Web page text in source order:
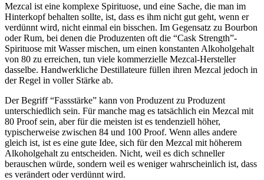
Mezcal ist eine komplexe Spirituose, und eine Sache, die man im
Hinterkopf behalten sollte, ist, dass es ihm nicht gut geht, wenn er
verdünnt wird, nicht einmal ein bisschen. Im Gegensatz zu Bourbon
oder Rum, bei denen die Produzenten oft die “Cask Strength”-
Spirituose mit Wasser mischen, um einen konstanten Alkoholgehalt
von 80 zu erreichen, tun viele kommerzielle Mezcal-Hersteller
dasselbe. Handwerkliche Destillateure füllen ihren Mezcal jedoch in
der Regel in voller Stärke ab.
Der Begriff “Fassstärke” kann von Produzent zu Produzent
unterschiedlich sein. Für manche mag es tatsächlich ein Mezcal mit
80 Proof sein, aber für die meisten ist es tendenziell höher,
typischerweise zwischen 84 und 100 Proof. Wenn alles andere
gleich ist, ist es eine gute Idee, sich für den Mezcal mit höherem
Alkoholgehalt zu entscheiden. Nicht, weil es dich schneller
berauschen würde, sondern weil es weniger wahrscheinlich ist, dass
es verändert oder verdünnt wird.